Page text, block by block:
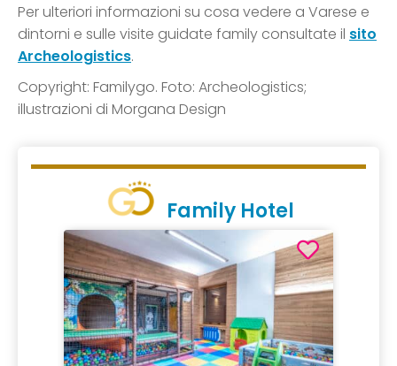
Per ulteriori informazioni su cosa vedere a Varese e
dintorni e sulle visite guidate family consultate il sito
Archeologistics.
Copyright: Familygo. Foto: Archeologistics;
illustrazioni di Morgana Design
Family Hotel